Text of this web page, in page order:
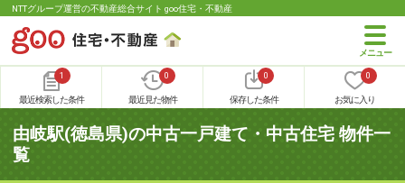
NTTグループ運営の不動産総合サイト goo住宅・不動産
1
最近検索した条件
0
最近見た物件
0
保存した条件
0
お気に入り
由岐駅(徳島県)の中古一戸建て・中古住宅 物件一
覧